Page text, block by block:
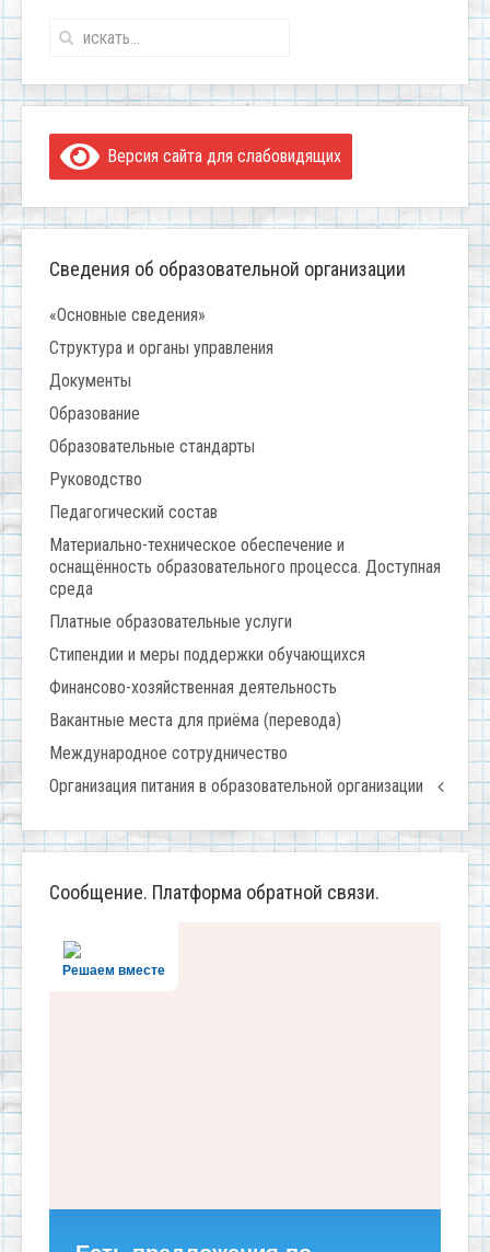
Версия сайта для слабовидящих
Сведения об образовательной организации
«Основные сведения»
Структура и органы управления
Документы
Образование
Образовательные стандарты
Руководство
Педагогический состав
Материально-техническое обеспечение и
оснащённость образовательного процесса. Доступная
среда
Платные образовательные услуги
Стипендии и меры поддержки обучающихся
Финансово-хозяйственная деятельность
Вакантные места для приёма (перевода)
Международное сотрудничество
Организация питания в образовательной организации
Сообщение. Платформа обратной связи.
Решаем вместе